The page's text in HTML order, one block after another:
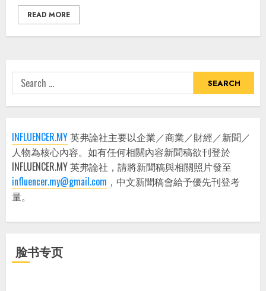
READ MORE
Search
for:
INFLUENCER.MY英弗論社主要以企業／商業／財經／新聞／
人物為核心內容。如有任何相關內容新聞稿欲刊登於
INFLUENCER.MY 英弗論社，請將新聞稿與相關照片發至
influencer.my@gmail.com ，中文新聞稿會給予優先刊登考
量。
脸书专页